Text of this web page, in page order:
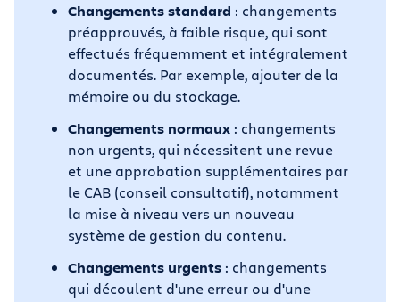
Changements standard : changements
préapprouvés, à faible risque, qui sont
effectués fréquemment et intégralement
documentés. Par exemple, ajouter de la
mémoire ou du stockage.
Changements normaux : changements
non urgents, qui nécessitent une revue
et une approbation supplémentaires par
le CAB (conseil consultatif), notamment
la mise à niveau vers un nouveau
système de gestion du contenu.
Changements urgents : changements
qui découlent d'une erreur ou d'une